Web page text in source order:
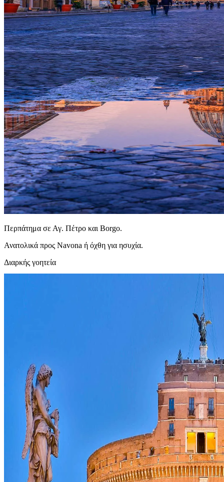
Περπάτημα σε Αγ. Πέτρο και Borgo.
Ανατολικά προς Navona ή όχθη για ησυχία.
Διαρκής γοητεία